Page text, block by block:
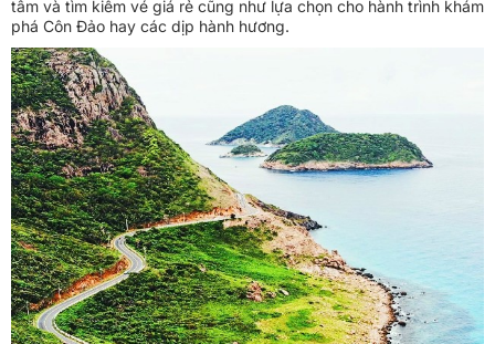
tâm và tìm kiếm vé giá rẻ cũng như lựa chọn cho hành trình khám
phá Côn Đảo hay các dịp hành hương.